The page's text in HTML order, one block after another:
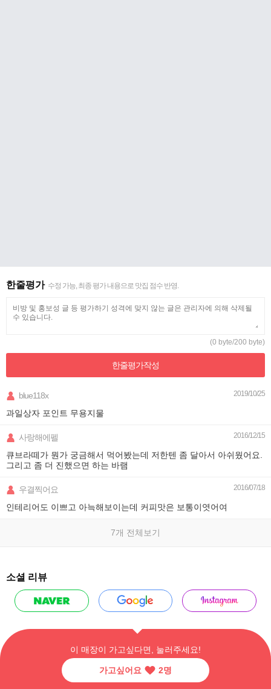
한줄평가 수정 가능, 최종 평가 내용으로 맛집 점수 반영.
(0 byte/200 byte)
한줄평가작성
blue118x 2019/10/25
과일상자 포인트 무용지물
사랑해에펠 2016/12/15
큐브라떼가 뭔가 궁금해서 먹어봤는데 저한텐 좀 달아서 아쉬웠어요.
그리고 좀 더 진했으면 하는 바램
우결찍어요 2016/07/18
인테리어도 이쁘고 아늑해보이는데 커피맛은 보통이엿어여
7개 전체보기
소셜 리뷰
이 매장이 가고싶다면, 눌러주세요!
가고싶어요 2명